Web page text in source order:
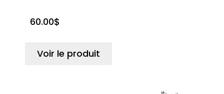
notation
60.00$
Voir le produit